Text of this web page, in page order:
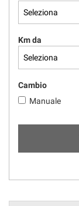
Km da
Cambio
Manuale